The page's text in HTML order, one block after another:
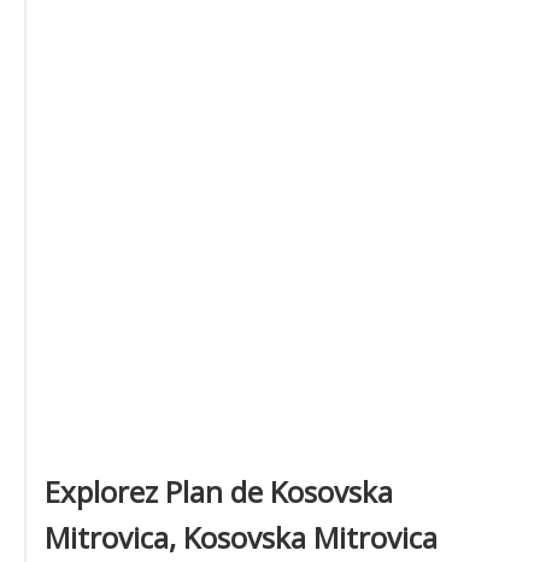
Explorez Plan de Kosovska
Mitrovica, Kosovska Mitrovica